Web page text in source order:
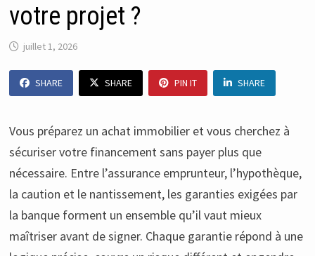
votre projet ?
juillet 1, 2026
SHARE SHARE PIN IT SHARE
Vous préparez un achat immobilier et vous cherchez à
sécuriser votre financement sans payer plus que
nécessaire. Entre l’assurance emprunteur, l’hypothèque,
la caution et le nantissement, les garanties exigées par
la banque forment un ensemble qu’il vaut mieux
maîtriser avant de signer. Chaque garantie répond à une